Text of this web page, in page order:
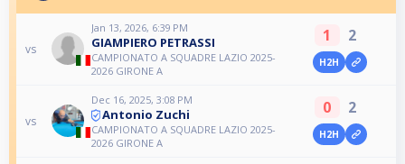
vs
Jan 13, 2026, 6:39 PM
GIAMPIERO PETRASSI
CAMPIONATO A SQUADRE LAZIO 2025-
2026 GIRONE A
1 2
H2H
vs
Dec 16, 2025, 3:08 PM
Antonio Zuchi
CAMPIONATO A SQUADRE LAZIO 2025-
2026 GIRONE A
0 2
H2H